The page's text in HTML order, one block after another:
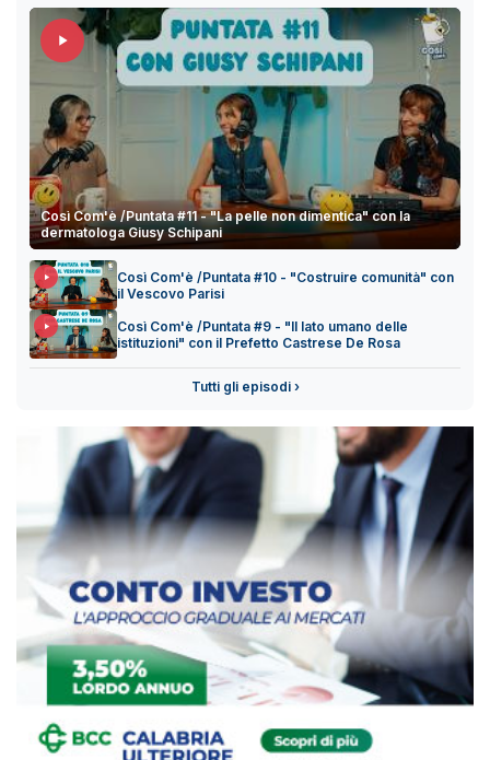
Così Com'è /Puntata #11 - "La pelle non dimentica" con la
dermatologa Giusy Schipani
Così Com'è /Puntata #10 - "Costruire comunità" con
il Vescovo Parisi
Così Com'è /Puntata #9 - "Il lato umano delle
istituzioni" con il Prefetto Castrese De Rosa
Tutti gli episodi ›